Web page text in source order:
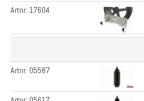
Artnr:17604
Artnr: 05587